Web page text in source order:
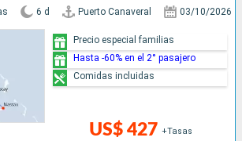
6 d Puerto Canaveral 03/10/2026
US$ 427 +Tasas
Precio especial familias
Hasta -60% en el 2° pasajero
Comidas incluidas